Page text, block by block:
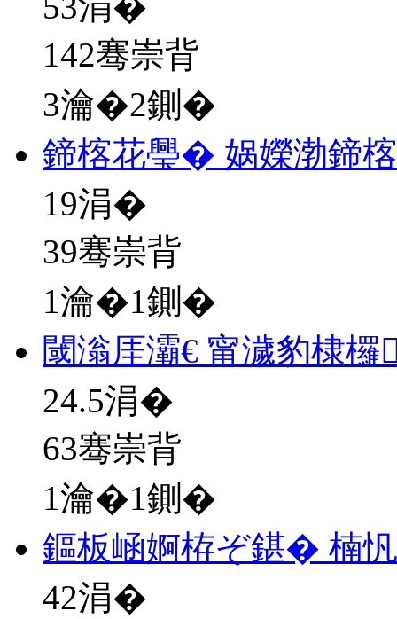
142骞崇背
3瀹�2鍘�
鍗楁花璺� 娲嬫渤鍗
19涓�
39骞崇背
1瀹�1鍘�
閾滃厓灞€ 甯濊豹棣
24.5涓�
63骞崇背
1瀹�1鍘�
鏂板崡婀栫ぞ鍖� 楠
42涓�